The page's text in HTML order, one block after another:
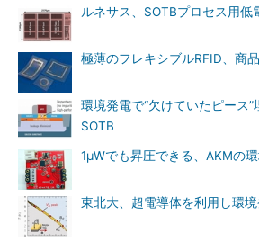
ルネサス、SOTBプロセス用低
極薄のフレキシブルRFID、商
環境発電で“欠けていたピース
SOTB
1μWでも昇圧できる、AKMの
東北大、超電導体を利用し環